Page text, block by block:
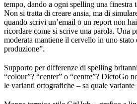
tempo, dando a ogni spelling una finestra
Non si tratta di creare ansia, ma di
quando scrivi un’email o un report non
ricordare come si scrive una parola. Una
moderata mantiene il cervello in uno
produzione”.
Supporto per differenze di spelling
“colour”? “center” o “centre”? DictoGo
le varianti ortografiche – sa quale variante